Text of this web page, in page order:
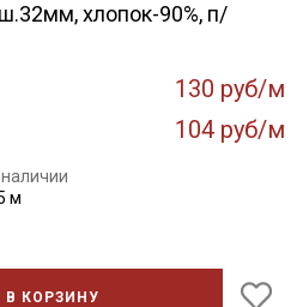
хлопок-90%, п/
130 руб/м
104 руб/м
м
КОРЗИНУ